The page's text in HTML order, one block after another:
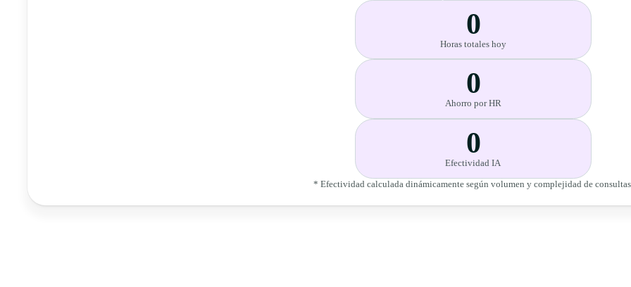
0
Horas totales hoy
0
Ahorro por HR
0
Efectividad IA
* Efectividad calculada dinámicamente según volumen y complejidad de